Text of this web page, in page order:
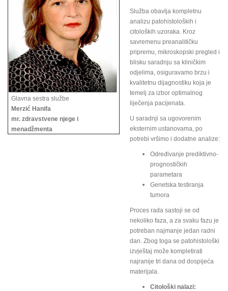
Glavna sestra službe
Merzić Hanifa
mr. zdravstvene njege i
menadžmenta
Služba obavlja kompletnu
analizu patohistoloških i
citoloških uzoraka. Kroz
savremenu preanalitičku
pripremu, mikroskopski pregled i
blisku saradnju sa kliničkim
odjelima, osiguravamo brzu i
kvalitetnu dijagnostiku koja je
temelj za izbor optimalnog
liječenja pacijenata.
U saradnji sa ugovorenim
eksternim ustanovama, po
potrebi vršimo i dodatne analize:
Određivanje prediktivno-
prognostičkih
parametara
Genetska testiranja
tumora
Proces rada sastoji se od
nekoliko faza, a za svaku fazu je
potreban najmanje jedan radni
dan. Zbog toga se patohistološki
izvještaj može kompletirati
najranije tri dana od dospijeća
materijala.
Citološki nalazi: